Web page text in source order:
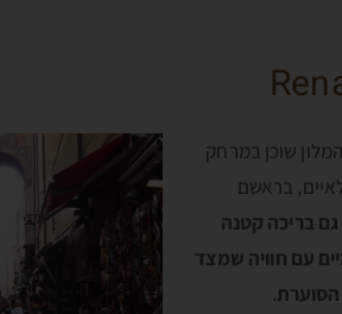
שוכן במרחק
לאיים, בראשם
גם בריכה קטנה
עם חוויה שמצד
.